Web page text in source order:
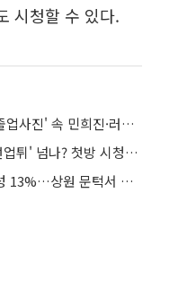
시청할 수 있다.
올해 이슈 다 모였다…'의정부고 졸업사진' 속 민희진·러브버그·파묘·선업튀
tvN 8부작 드라마 '우연일까?', '선업튀' 넘나? 첫방 시청률 보니
美 클래리티 법안 연내 통과 가능성 13%…상원 문턱서 제동